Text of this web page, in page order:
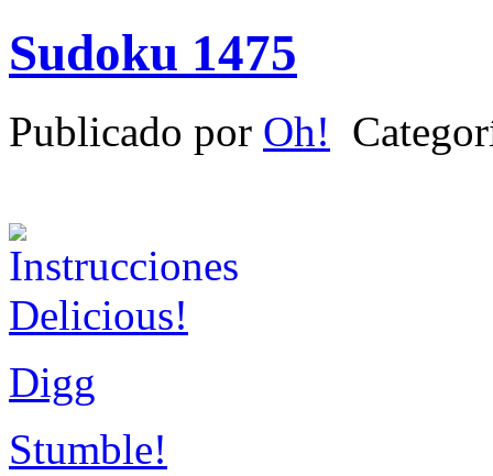
Sudoku 1475
Publicado por Oh!
Delicious!
Digg
Stumble!